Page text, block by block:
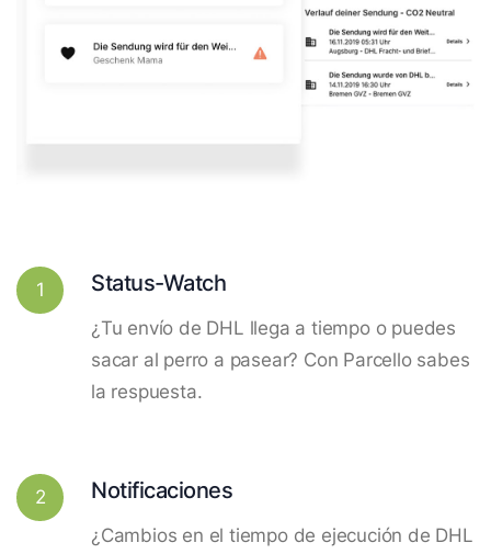
1 Status-Watch
¿Tu envío de DHL llega a tiempo o puedes
sacar al perro a pasear? Con Parcello sabes
la respuesta.
2 Notificaciones
¿Cambios en el tiempo de ejecución de DHL